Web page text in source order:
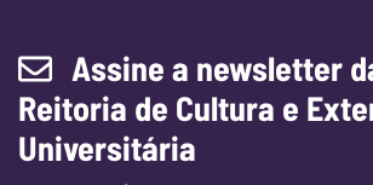
Assine a newsletter
Reitoria de Cultura e
Universitária